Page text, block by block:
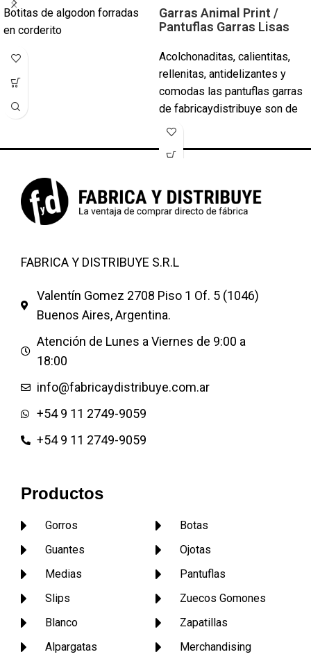
Botitas de algodon forradas
en corderito
Garras Animal Print /
Pantuflas Garras Lisas
Acolchonaditas, calientitas,
rellenitas, antidelizantes y
comodas las pantuflas garras
de fabricaydistribuye son de
excelente calidad con todos
modelos Garras Animal Print
fuccia beige azul francia negro
choco Y otras colores
NENA o VARON SON
101 DALMATAS
Mas modelos de pantuflas
Pantufla de hombre Pantufla
Pantuflas publicitarias
FABRICA Y DISTRIBUYE S.R.L
Valentín Gomez 2708 Piso 1 Of. 5 (1046)
Buenos Aires, Argentina.
Atención de Lunes a Viernes de 9:00 a
18:00
info@fabricaydistribuye.com.ar
+54 9 11 2749-9059
+54 9 11 2749-9059
Productos
Gorros
Guantes
Medias
Slips
Blanco
Alpargatas
Botas
Ojotas
Pantuflas
Zuecos Gomones
Zapatillas
Merchandising